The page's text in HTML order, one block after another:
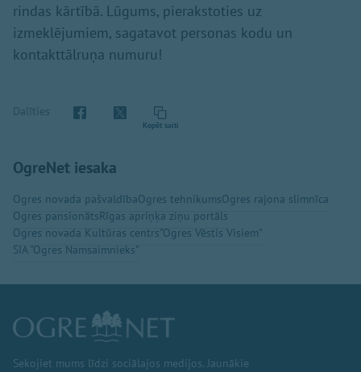
rindas kārtībā. Lūgums, pierakstoties uz
izmeklējumiem, sagatavot personas kodu un
kontakttālruņa numuru!
Dalīties
Kopēt saiti
OgreNet iesaka
Ogres novada pašvaldībaOgres tehnikumsOgres rajona slimnīca
Ogres pansionātsRīgas apriņķa ziņu portāls
Ogres novada Kultūras centrs"Ogres Vēstis Visiem"
SIA "Ogres Namsaimnieks"
Sekojiet mums līdzi sociālajos medijos. Jaunākie